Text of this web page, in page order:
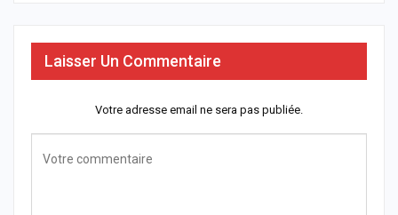
Laisser Un Commentaire
Votre adresse email ne sera pas publiée.